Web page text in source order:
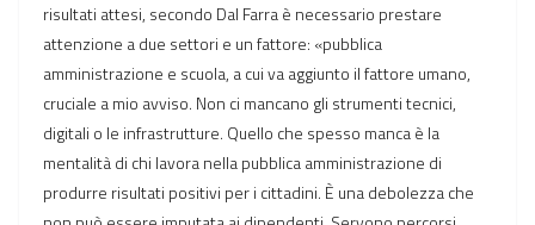
risultati attesi, secondo Dal Farra è necessario prestare
attenzione a due settori e un fattore: «pubblica
amministrazione e scuola, a cui va aggiunto il fattore umano,
cruciale a mio avviso. Non ci mancano gli strumenti tecnici,
digitali o le infrastrutture. Quello che spesso manca è la
mentalità di chi lavora nella pubblica amministrazione di
produrre risultati positivi per i cittadini. È una debolezza che